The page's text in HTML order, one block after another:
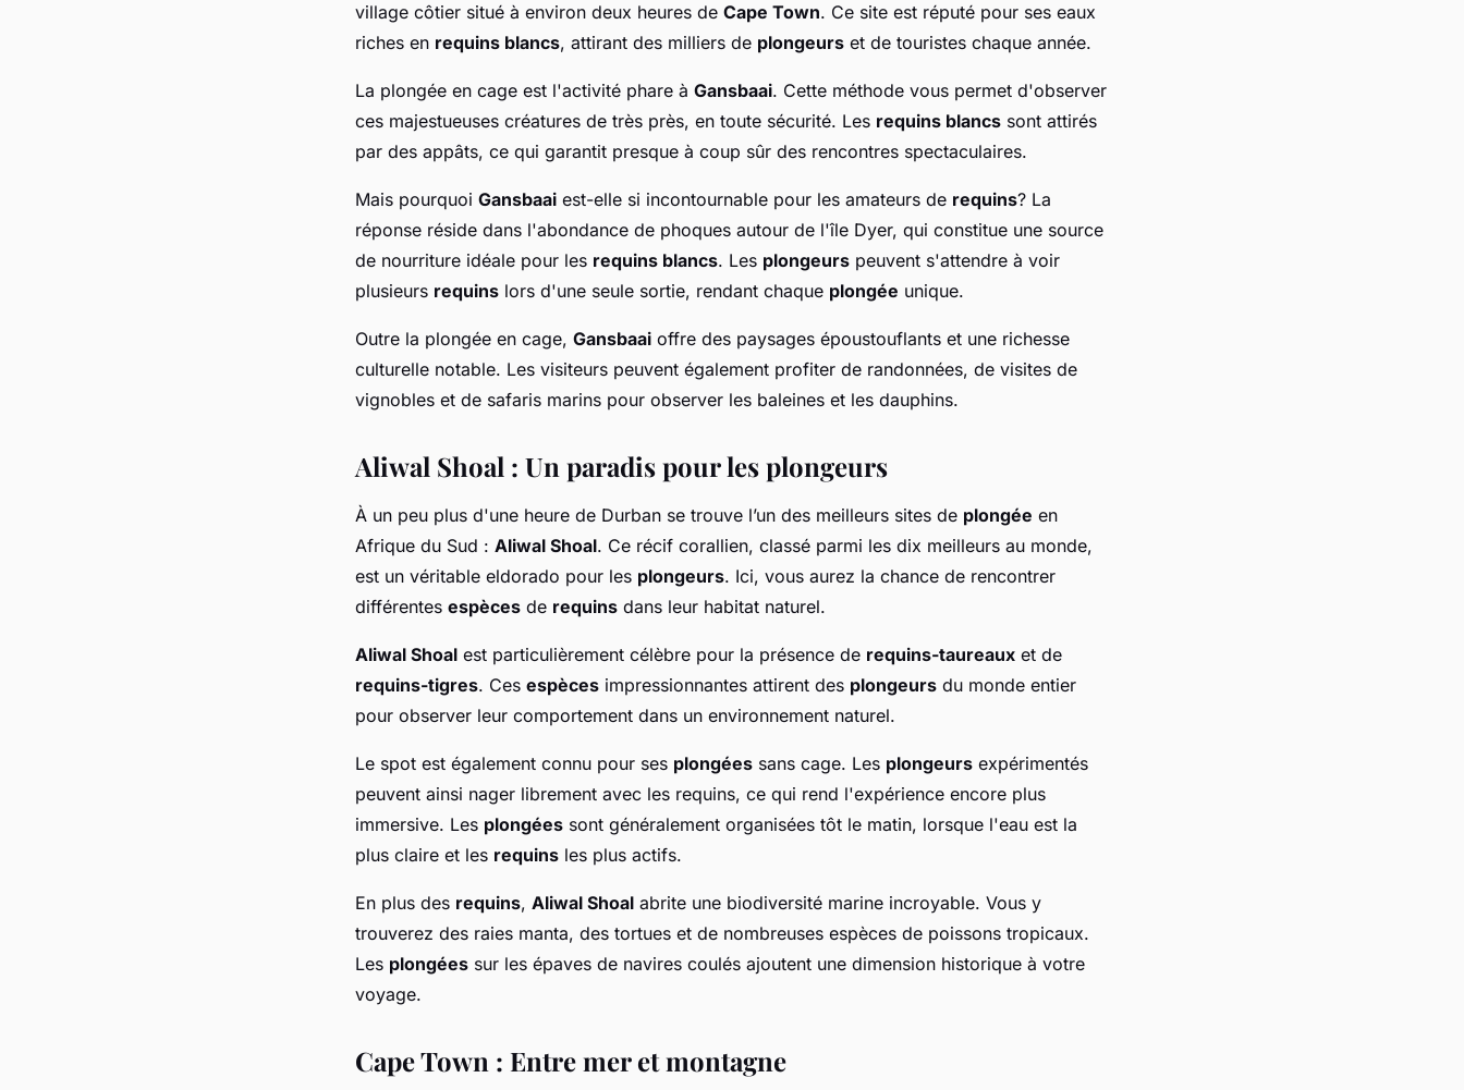
village côtier situé à environ deux heures de Cape Town. Ce site est réputé pour ses eaux
riches en requins blancs, attirant des milliers de plongeurs et de touristes chaque année.
La plongée en cage est l'activité phare à Gansbaai. Cette méthode vous permet d'observer
ces majestueuses créatures de très près, en toute sécurité. Les requins blancs sont attirés
par des appâts, ce qui garantit presque à coup sûr des rencontres spectaculaires.
Mais pourquoi Gansbaai est-elle si incontournable pour les amateurs de requins? La
réponse réside dans l'abondance de phoques autour de l'île Dyer, qui constitue une source
de nourriture idéale pour les requins blancs. Les plongeurs peuvent s'attendre à voir
plusieurs requins lors d'une seule sortie, rendant chaque plongée unique.
Outre la plongée en cage, Gansbaai offre des paysages époustouflants et une richesse
culturelle notable. Les visiteurs peuvent également profiter de randonnées, de visites de
vignobles et de safaris marins pour observer les baleines et les dauphins.
Aliwal Shoal : Un paradis pour les plongeurs
À un peu plus d'une heure de Durban se trouve l’un des meilleurs sites de plongée en
Afrique du Sud : Aliwal Shoal. Ce récif corallien, classé parmi les dix meilleurs au monde,
est un véritable eldorado pour les plongeurs. Ici, vous aurez la chance de rencontrer
différentes espèces de requins dans leur habitat naturel.
Aliwal Shoal est particulièrement célèbre pour la présence de requins-taureaux et de
requins-tigres. Ces espèces impressionnantes attirent des plongeurs du monde entier
pour observer leur comportement dans un environnement naturel.
Le spot est également connu pour ses plongées sans cage. Les plongeurs expérimentés
peuvent ainsi nager librement avec les requins, ce qui rend l'expérience encore plus
immersive. Les plongées sont généralement organisées tôt le matin, lorsque l'eau est la
plus claire et les requins les plus actifs.
En plus des requins, Aliwal Shoal abrite une biodiversité marine incroyable. Vous y
trouverez des raies manta, des tortues et de nombreuses espèces de poissons tropicaux.
Les plongées sur les épaves de navires coulés ajoutent une dimension historique à votre
voyage.
Cape Town : Entre mer et montagne